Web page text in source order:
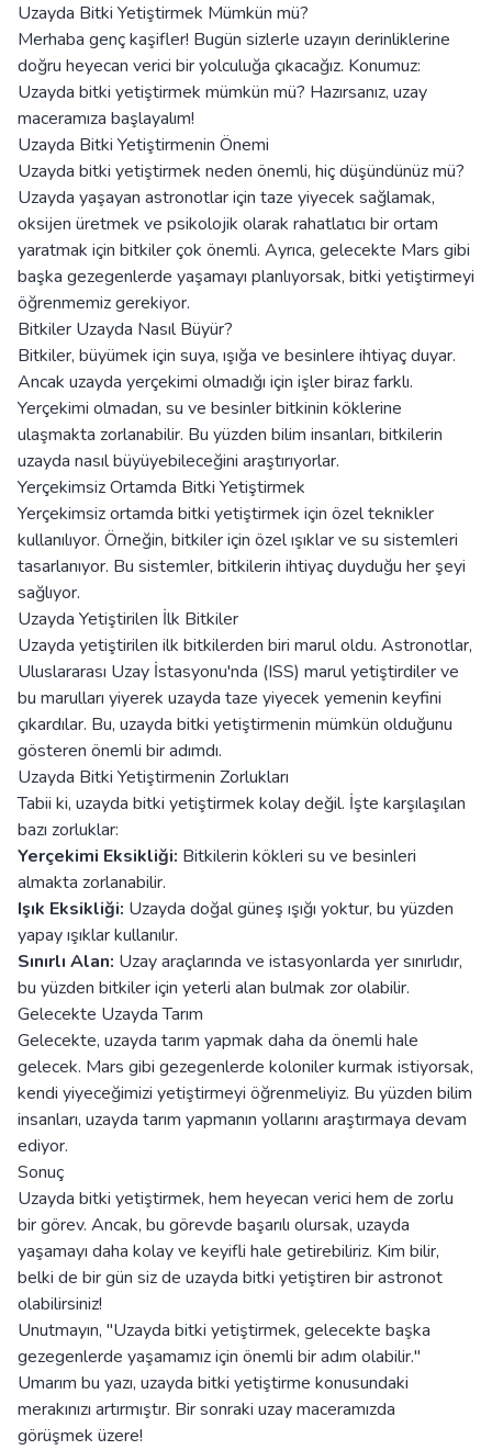
Uzayda Bitki Yetiştirmek Mümkün mü?
Merhaba genç kaşifler! Bugün sizlerle uzayın derinliklerine
doğru heyecan verici bir yolculuğa çıkacağız. Konumuz:
Uzayda bitki yetiştirmek mümkün mü? Hazırsanız, uzay
maceramıza başlayalım!
Uzayda Bitki Yetiştirmenin Önemi
Uzayda bitki yetiştirmek neden önemli, hiç düşündünüz mü?
Uzayda yaşayan astronotlar için taze yiyecek sağlamak,
oksijen üretmek ve psikolojik olarak rahatlatıcı bir ortam
yaratmak için bitkiler çok önemli. Ayrıca, gelecekte Mars gibi
başka gezegenlerde yaşamayı planlıyorsak, bitki yetiştirmeyi
öğrenmemiz gerekiyor.
Bitkiler Uzayda Nasıl Büyür?
Bitkiler, büyümek için suya, ışığa ve besinlere ihtiyaç duyar.
Ancak uzayda yerçekimi olmadığı için işler biraz farklı.
Yerçekimi olmadan, su ve besinler bitkinin köklerine
ulaşmakta zorlanabilir. Bu yüzden bilim insanları, bitkilerin
uzayda nasıl büyüyebileceğini araştırıyorlar.
Yerçekimsiz Ortamda Bitki Yetiştirmek
Yerçekimsiz ortamda bitki yetiştirmek için özel teknikler
kullanılıyor. Örneğin, bitkiler için özel ışıklar ve su sistemleri
tasarlanıyor. Bu sistemler, bitkilerin ihtiyaç duyduğu her şeyi
sağlıyor.
Uzayda Yetiştirilen İlk Bitkiler
Uzayda yetiştirilen ilk bitkilerden biri marul oldu. Astronotlar,
Uluslararası Uzay İstasyonu'nda (ISS) marul yetiştirdiler ve
bu marulları yiyerek uzayda taze yiyecek yemenin keyfini
çıkardılar. Bu, uzayda bitki yetiştirmenin mümkün olduğunu
gösteren önemli bir adımdı.
Uzayda Bitki Yetiştirmenin Zorlukları
Tabii ki, uzayda bitki yetiştirmek kolay değil. İşte karşılaşılan
bazı zorluklar:
Yerçekimi Eksikliği: Bitkilerin kökleri su ve besinleri
almakta zorlanabilir.
Işık Eksikliği: Uzayda doğal güneş ışığı yoktur, bu yüzden
yapay ışıklar kullanılır.
Sınırlı Alan: Uzay araçlarında ve istasyonlarda yer sınırlıdır,
bu yüzden bitkiler için yeterli alan bulmak zor olabilir.
Gelecekte Uzayda Tarım
Gelecekte, uzayda tarım yapmak daha da önemli hale
gelecek. Mars gibi gezegenlerde koloniler kurmak istiyorsak,
kendi yiyeceğimizi yetiştirmeyi öğrenmeliyiz. Bu yüzden bilim
insanları, uzayda tarım yapmanın yollarını araştırmaya devam
ediyor.
Sonuç
Uzayda bitki yetiştirmek, hem heyecan verici hem de zorlu
bir görev. Ancak, bu görevde başarılı olursak, uzayda
yaşamayı daha kolay ve keyifli hale getirebiliriz. Kim bilir,
belki de bir gün siz de uzayda bitki yetiştiren bir astronot
olabilirsiniz!
Unutmayın, "Uzayda bitki yetiştirmek, gelecekte başka
gezegenlerde yaşamamız için önemli bir adım olabilir."
Umarım bu yazı, uzayda bitki yetiştirme konusundaki
merakınızı artırmıştır. Bir sonraki uzay maceramızda
görüşmek üzere!